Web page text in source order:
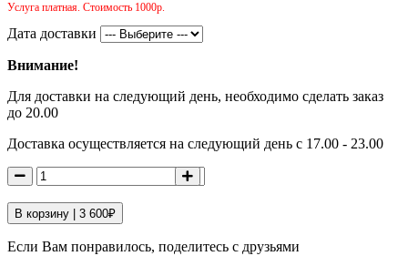
Услуга платная. Стоимость 1000р.
Дата доставки
Внимание!
Для доставки на следующий день, необходимо сделать заказ
до 20.00
Доставка осуществляется на следующий день с 17.00 - 23.00
В корзину | 3 600₽
Если Вам понравилось, поделитесь с друзьями